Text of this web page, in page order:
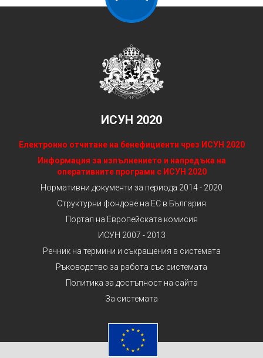
ИСУН 2020
Електронно отчитане на бенефициенти чрез ИСУН 2020
Информация за изпълнението и напредъка на
оперативните програми с ИСУН 2020
Нормативни документи за периода 2014 - 2020
Структурни фондове на ЕС в България
Портал на Европейската комисия
ИСУН 2007 - 2013
Речник на термини и съкращения в системата
Ръководство за работа със системата
Политика за достъпност на сайта
За системата